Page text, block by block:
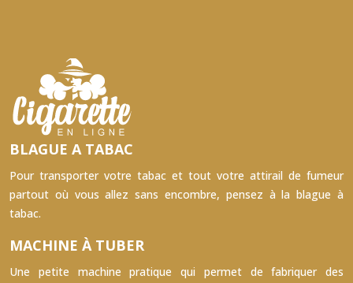
BLAGUE A TABAC
Pour transporter votre tabac et tout votre attirail de fumeur
partout où vous allez sans encombre, pensez à la blague à
tabac.
MACHINE À TUBER
Une petite machine pratique qui permet de fabriquer des